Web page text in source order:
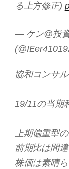
る上方修正)
— ケン@投
協和コンサ
19/11の当期
上期偏重型
前期比は間
株価は素晴